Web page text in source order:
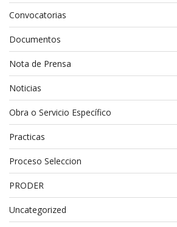
Convocatorias
Documentos
Nota de Prensa
Noticias
Obra o Servicio Específico
Practicas
Proceso Seleccion
PRODER
Uncategorized